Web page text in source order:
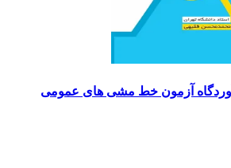
آزمون خط مشی های عمومی